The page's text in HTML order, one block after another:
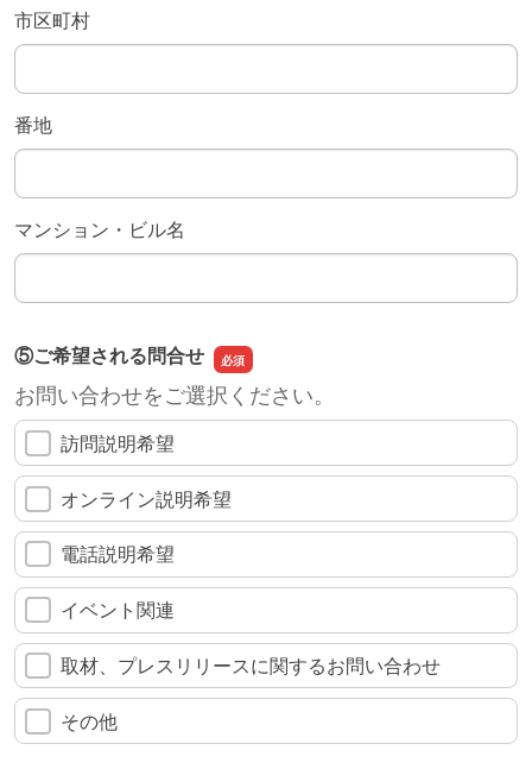
市区町村
番地
マンション・ビル名
⑤ご希望される問合せ
お問い合わせをご選択ください。
訪問説明希望
オンライン説明希望
電話説明希望
イベント関連
取材、プレスリリースに関するお問い合わせ
その他